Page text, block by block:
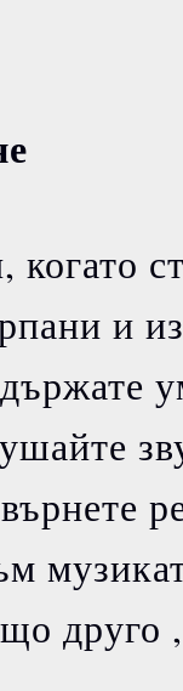
и
друго ,